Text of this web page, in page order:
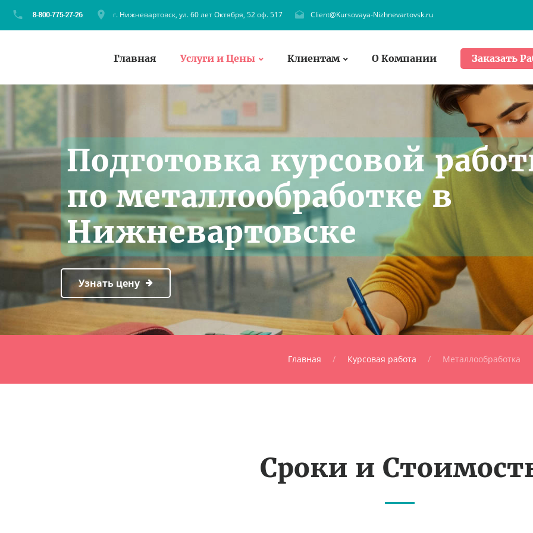
г. Нижневартовск, ул. 60 лет Октября, 52 оф. 517 Client@Kursovaya-Nizhnevartovsk.ru
Главная Услуги и Цены Клиентам О Компании Заказать
Подготовка курсовой
по металлообработке в
Нижневартовске
Узнать цену
Главная Курсовая работа Металлообработка
Сроки и